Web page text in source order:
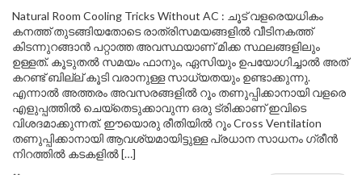
Natural Room Cooling Tricks Without AC : ചൂട് വളരെയധികം
കനത്ത് തുടങ്ങിയതോടെ രാത്രിസമയങ്ങളിൽ വീടിനകത്ത്
കിടന്നുറങ്ങാൻ പറ്റാത്ത അവസ്ഥയാണ് മിക്ക സ്ഥലങ്ങളിലും
ഉള്ളത്. കൂടുതൽ സമയം ഫാനും, ഏസിയും ഉപയോഗിച്ചാൽ അത്
കറണ്ട് ബില്ല് കൂടി വരാനുള്ള സാധ്യതയും ഉണ്ടാക്കുന്നു.
എന്നാൽ അത്തരം അവസരങ്ങളിൽ റൂം തണുപ്പിക്കാനായി വളരെ
എളുപ്പത്തിൽ ചെയ്തെടുക്കാവുന്ന ഒരു ട്രിക്കാണ് ഇവിടെ
വിശദമാക്കുന്നത്. ഈയൊരു രീതിയിൽ റൂം Cross Ventilation
തണുപ്പിക്കാനായി ആവശ്യമായിട്ടുള്ള പ്രധാന സാധനം ഗ്രീൻ
നിറത്തിൽ കടകളിൽ […]